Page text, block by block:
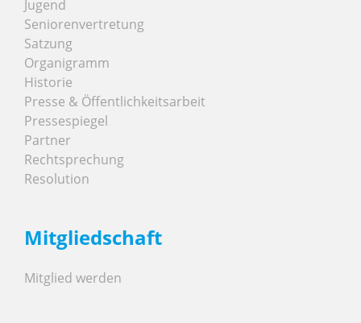
Jugend
Seniorenvertretung
Satzung
Organigramm
Historie
Presse & Öffentlichkeitsarbeit
Pressespiegel
Partner
Rechtsprechung
Resolution
Mitgliedschaft
Mitglied werden